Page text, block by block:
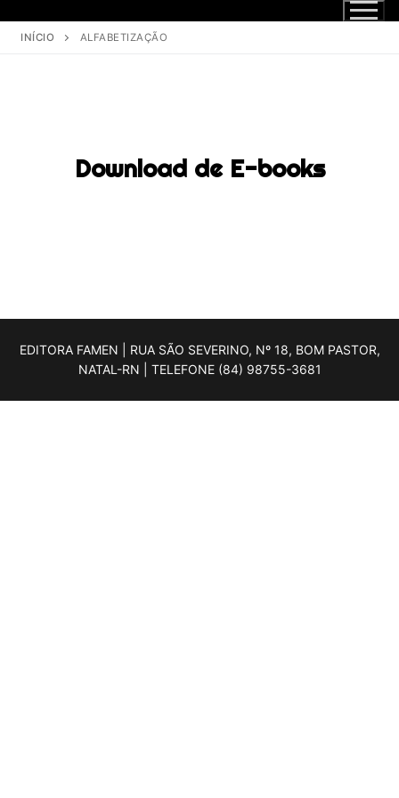
INÍCIO ALFABETIZAÇÃO
Download de E-books
EDITORA FAMEN | RUA SÃO SEVERINO, Nº 18, BOM PASTOR,
NATAL-RN | TELEFONE (84) 98755-3681